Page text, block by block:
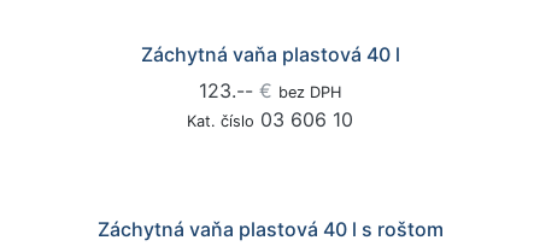
Záchytná vaňa plastová 40 l
123.-- € bez DPH
Kat. číslo 03 606 10
Záchytná vaňa plastová 40 l s roštom